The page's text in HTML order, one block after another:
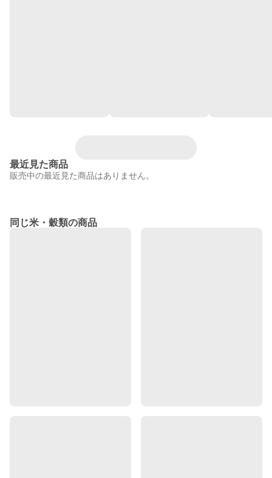
最近見た商品
販売中の最近見た商品はありません。
同じ米・穀類の商品